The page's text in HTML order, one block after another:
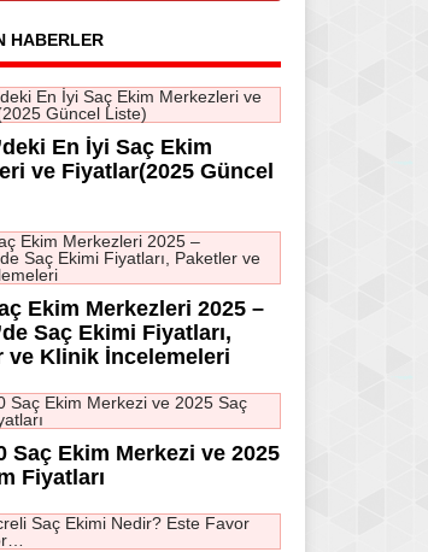
HABERLER
En İyi Saç Ekim
ve Fiyatlar(2025 Güncel
Ekim Merkezleri 2025 –
Saç Ekimi Fiyatları,
ve Klinik İncelemeleri
Saç Ekim Merkezi ve 2025
Fiyatları